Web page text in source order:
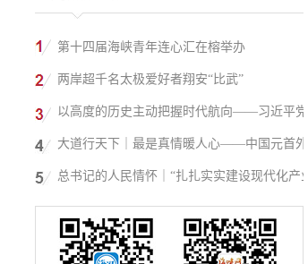
第十四届海峡青年连心汇在榕举办
两岸超千名太极爱好者翔安“比武”
以高度的历史主动把握时代航向——习近平党
建思想理论品格系列述评之二
大道行天下｜最是真情暖人心——中国元首外
交的世界情怀与大国气派
总书记的人民情怀｜“扎扎实实建设现代化产业
体系”